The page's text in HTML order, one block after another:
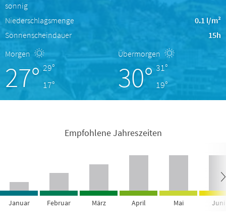
sonnig
Niederschlagsmenge
0.1 l/m²
Sonnenscheindauer
15h
Morgen
27° 29°
17°
Übermorgen
30° 31°
19°
Empfohlene Jahreszeiten
Januar Februar März April Mai Juni